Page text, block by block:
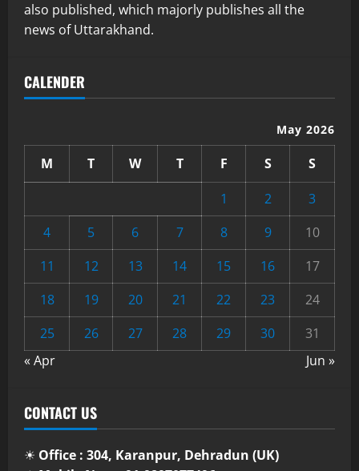
also published, which majorly publishes all the
news of Uttarakhand.
CALENDER
May 2026
M T W T F S
S
1
2
3
4
5 6 7 8 9
10
11
12 13 14 15 16
17
18
19 20 21 22 23
24
25
26 27 28 29 30
31
« Apr
Jun »
CONTACT US
☀ Office : 304, Karanpur, Dehradun (UK)